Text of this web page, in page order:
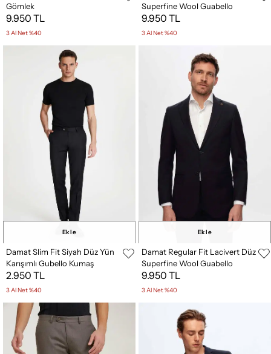
Gömlek
9.950 TL
3 Al Net %40
Superfine Wool Guabello
Takim Elbise
9.950 TL
3 Al Net %40
Ekle
Damat Slim Fit Siyah Düz Yün
Karışımlı Gubello Kumaş
Pantolon
2.950 TL
3 Al Net %40
Ekle
Damat Regular Fit Lacivert Düz
Superfine Wool Guabello
Takim Elbise
9.950 TL
3 Al Net %40